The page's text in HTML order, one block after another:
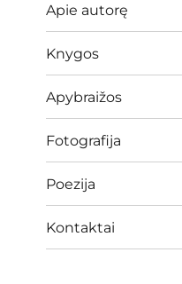
Apie autorę
Knygos
Apybraižos
Fotografija
Poezija
Kontaktai